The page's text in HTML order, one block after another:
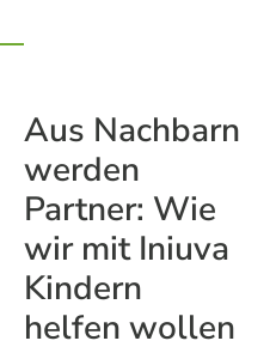
Aus Nachbarn
werden
Partner: Wie
wir mit Iniuva
Kindern
helfen wollen